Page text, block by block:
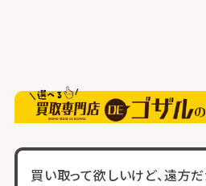
買い取って欲しいけど、遠方